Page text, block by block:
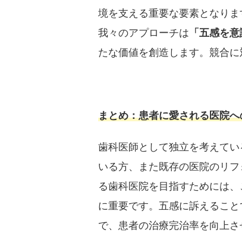
境を支える重要な要素となり
我々のアプローチは 「五感を
たな価値を創造します。競合
まとめ：患者に愛される医院へ
歯科医師として独立を考えて
いる方、また既存の医院のリ
る歯科医院を目指すためには
に重要です。五感に訴えるこ
で、患者の治療完治率を向上